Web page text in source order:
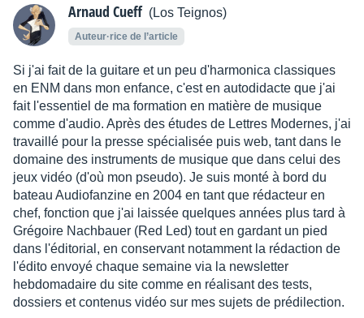
Arnaud Cueff (Los Teignos)
Auteur·rice de l’article
Si j'ai fait de la guitare et un peu d'harmonica classiques
en ENM dans mon enfance, c'est en autodidacte que j'ai
fait l'essentiel de ma formation en matière de musique
comme d'audio. Après des études de Lettres Modernes, j'ai
travaillé pour la presse spécialisée puis web, tant dans le
domaine des instruments de musique que dans celui des
jeux vidéo (d'où mon pseudo). Je suis monté à bord du
bateau Audiofanzine en 2004 en tant que rédacteur en
chef, fonction que j'ai laissée quelques années plus tard à
Grégoire Nachbauer (Red Led) tout en gardant un pied
dans l'éditorial, en conservant notamment la rédaction de
l'édito envoyé chaque semaine via la newsletter
hebdomadaire du site comme en réalisant des tests,
dossiers et contenus vidéo sur mes sujets de prédilection.